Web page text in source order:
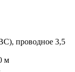
проводное 3,5
м